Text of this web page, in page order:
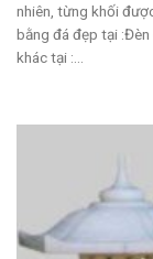
nhiên, từng khối
bằng đá đẹp tại :Đèn
khác tại :...